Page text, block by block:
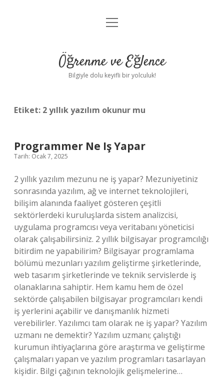
Anasayfa
Yasal Uyarı
menüyü
Öğrenme ve Eğlence
Bilgiyle dolu keyifli bir yolculuk!
Etiket: 2 yıllık yazılım okunur mu
Programmer Ne Iş Yapar
Tarih: Ocak 7, 2025
2 yıllık yazılım mezunu ne iş yapar? Mezuniyetiniz
sonrasında yazılım, ağ ve internet teknolojileri,
bilişim alanında faaliyet gösteren çeşitli
sektörlerdeki kuruluşlarda sistem analizcisi,
uygulama programcısı veya veritabanı yöneticisi
olarak çalışabilirsiniz. 2 yıllık bilgisayar programcılığı
bitirdim ne yapabilirim? Bilgisayar programlama
bölümü mezunları yazılım geliştirme şirketlerinde,
web tasarım şirketlerinde ve teknik servislerde iş
olanaklarına sahiptir. Hem kamu hem de özel
sektörde çalışabilen bilgisayar programcıları kendi
iş yerlerini açabilir ve danışmanlık hizmeti
verebilirler. Yazılımcı tam olarak ne iş yapar? Yazılım
uzmanı ne demektir? Yazılım uzmanı; çalıştığı
kurumun ihtiyaçlarına göre araştırma ve geliştirme
çalışmaları yapan ve yazılım programları tasarlayan
kişidir. Bilgi çağının teknolojik gelişmelerine…